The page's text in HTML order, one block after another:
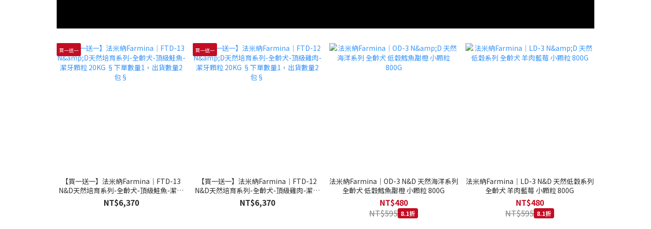
買一送一
【買一送一】法米納Farmina｜FTD-13
N&D天然培育系列-全齡犬-頂級鮭魚-潔牙
顆粒 20KG §下單數量1，出貨數量2包§
NT$6,370
買一送一
【買一送一】法米納Farmina｜FTD-12
N&D天然培育系列-全齡犬-頂級雞肉-潔牙
顆粒 20KG §下單數量1，出貨數量2包§
NT$6,370
法米納Farmina｜OD-3 N&D 天然海洋系列
全齡犬 低穀鱈魚甜橙 小顆粒 800G
NT$480
NT$595 8.1折
法米納Farmina｜LD-3 N&D 天然低穀系列
全齡犬 羊肉藍莓 小顆粒 800G
NT$480
NT$595 8.1折